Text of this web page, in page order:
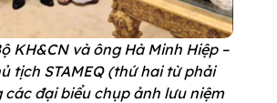
KH&CN và ông Hà Minh Hiệp –
tịch STAMEQ (thứ hai từ phải
các đại biểu chụp ảnh lưu niệm